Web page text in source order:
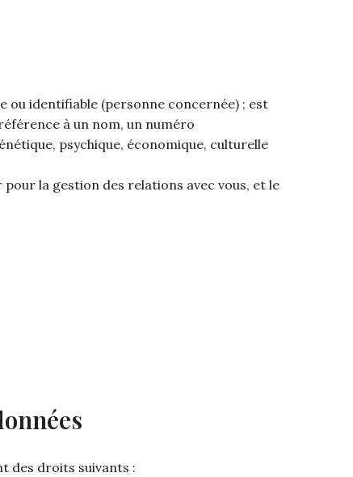
identifiable (personne concernée) ; est
à un nom, un numéro
psychique, économique, culturelle
la gestion des relations avec vous, et le
des droits suivants :